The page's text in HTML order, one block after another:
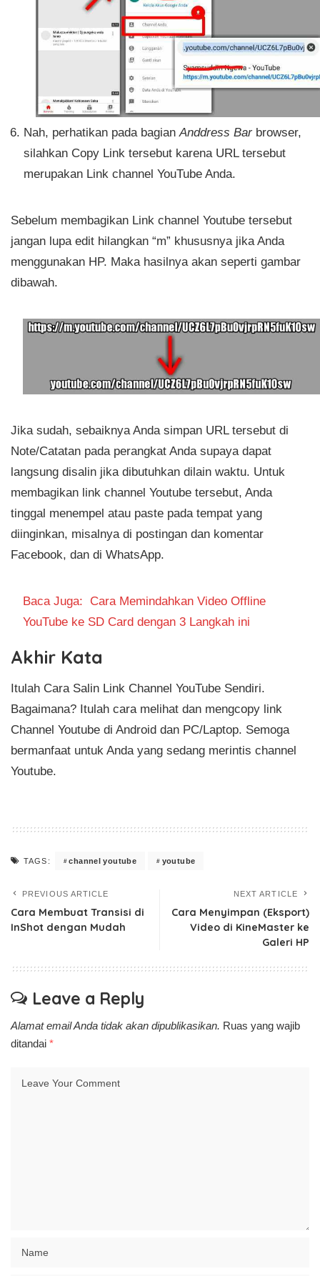
Nah, perhatikan pada bagian Anddress Barbrowser,
silahkan Copy Link tersebut karena URL tersebut
merupakan Link channel YouTube Anda.
Sebelum membagikan Link channel Youtube tersebut
jangan lupa edit hilangkan “m” khususnya jika Anda
menggunakan HP. Maka hasilnya akan seperti gambar
dibawah.
Jika sudah, sebaiknya Anda simpan URL tersebut di
Note/Catatan pada perangkat Anda supaya dapat
langsung disalin jika dibutuhkan dilain waktu. Untuk
membagikan link channel Youtube tersebut, Anda
tinggal menempel atau paste pada tempat yang
diinginkan, misalnya di postingan dan komentar
Facebook, dan di WhatsApp.
Baca Juga: Cara Memindahkan Video Offline
YouTube ke SD Card dengan 3 Langkah ini
Akhir Kata
Itulah Cara Salin Link Channel YouTube Sendiri.
Bagaimana? Itulah cara melihat dan mengcopy link
Channel Youtube di Android dan PC/Laptop. Semoga
bermanfaat untuk Anda yang sedang merintis channel
Youtube.
TAGS: channel youtube youtube
PREVIOUS ARTICLE
Cara Membuat Transisi di
InShot dengan Mudah
NEXT ARTICLE
Cara Menyimpan (Eksport)
Video di KineMaster ke
Galeri HP
Leave a Reply
Alamat email Anda tidak akan dipublikasikan. Ruas yang wajib
ditandai *